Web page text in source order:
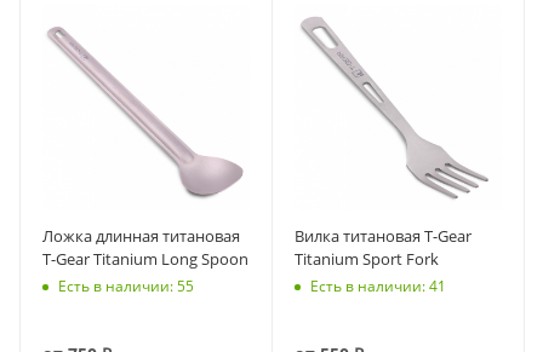
Ложка длинная титановая
T-Gear Titanium Long Spoon
Есть в наличии: 55
Вилка титановая T-Gear
Titanium Sport Fork
Есть в наличии: 41